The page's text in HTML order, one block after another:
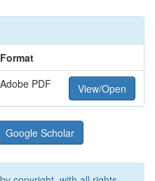
Format
Adobe PDF View/Open
Google Scholar